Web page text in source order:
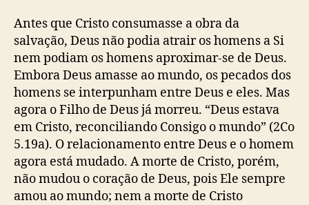
Antes que Cristo consumasse a obra da
salvação, Deus não podia atrair os homens a Si
nem podiam os homens aproximar-se de Deus.
Embora Deus amasse ao mundo, os pecados dos
homens se interpunham entre Deus e eles. Mas
agora o Filho de Deus já morreu. “Deus estava
em Cristo, reconciliando Consigo o mundo” (2Co
5.19a). O relacionamento entre Deus e o homem
agora está mudado. A morte de Cristo, porém,
não mudou o coração de Deus, pois Ele sempre
amou ao mundo; nem a morte de Cristo